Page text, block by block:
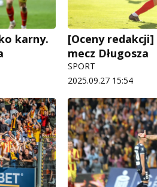
karny.
[Oceny
mecz Długosza
SPORT
2025.09.27 15:54